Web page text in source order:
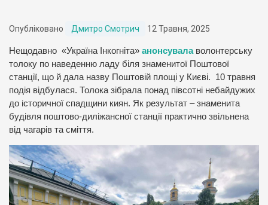
Опубліковано Дмитро Смотрич 12 Травня, 2025
Нещодавно «Україна Інкогніта» анонсувала волонтерську
толоку по наведенню ладу біля знаменитої Поштової
станції, що й дала назву Поштовій площі у Києві. 10 травня
подія відбулася. Толока зібрала понад півсотні небайдужих
до історичної спадщини киян. Як результат – знаменита
будівля поштово-диліжансної станції практично звільнена
від чагарів та сміття.